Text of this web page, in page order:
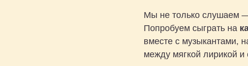
Мы не только слушаем
Попробуем сыграть на
вместе с музыкантами,
между мягкой лирикой